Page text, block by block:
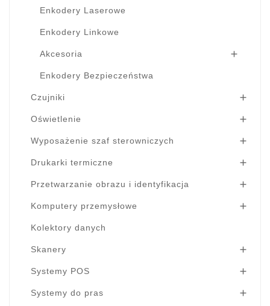
Enkodery Laserowe
Enkodery Linkowe
Akcesoria 
Enkodery Bezpieczeństwa
Czujniki 
Oświetlenie 
Wyposażenie szaf sterowniczych 
Drukarki termiczne 
Przetwarzanie obrazu i identyfikacja 
Komputery przemysłowe 
Kolektory danych
Skanery 
Systemy POS 
Systemy do pras 